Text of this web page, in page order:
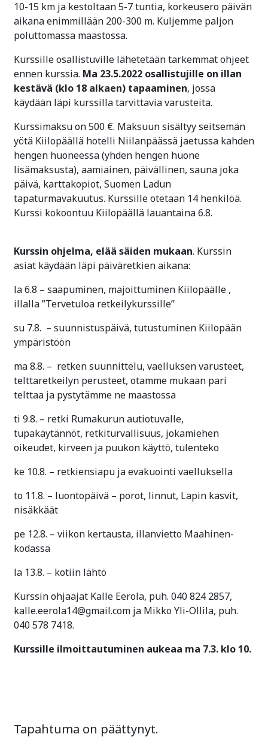
10-15 km ja kestoltaan 5-7 tuntia, korkeusero päivän
aikana enimmillään 200-300 m. Kuljemme paljon
poluttomassa maastossa.
Kurssille osallistuville lähetetään tarkemmat ohjeet
ennen kurssia. Ma 23.5.2022 osallistujille on illan
kestävä (klo 18 alkaen) tapaaminen, jossa
käydään läpi kurssilla tarvittavia varusteita.
Kurssimaksu on 500 €. Maksuun sisältyy seitsemän
yötä Kiilopäällä hotelli Niilanpäässä jaetussa kahden
hengen huoneessa (yhden hengen huone
lisämaksusta), aamiainen, päivällinen, sauna joka
päivä, karttakopiot, Suomen Ladun
tapaturmavakuutus. Kurssille otetaan 14 henkilöä.
Kurssi kokoontuu Kiilopäällä lauantaina 6.8.
Kurssin ohjelma, elää säiden mukaan. Kurssin
asiat käydään läpi päiväretkien aikana:
la 6.8 – saapuminen, majoittuminen Kiilopäälle ,
illalla ”Tervetuloa retkeilykurssille”
su 7.8. – suunnistuspäivä, tutustuminen Kiilopään
ympäristöön
ma 8.8. – retken suunnittelu, vaelluksen varusteet,
telttaretkeilyn perusteet, otamme mukaan pari
telttaa ja pystytämme ne maastossa
ti 9.8. – retki Rumakurun autiotuvalle,
tupakäytännöt, retkiturvallisuus, jokamiehen
oikeudet, kirveen ja puukon käyttö, tulenteko
ke 10.8. – retkiensiapu ja evakuointi vaelluksella
to 11.8. – luontopäivä – porot, linnut, Lapin kasvit,
nisäkkäät
pe 12.8. – viikon kertausta, illanvietto Maahinen-
kodassa
la 13.8. – kotiin lähtö
Kurssin ohjaajat Kalle Eerola, puh. 040 824 2857,
kalle.eerola14@gmail.com ja Mikko Yli-Ollila, puh.
040 578 7418.
Kurssille ilmoittautuminen aukeaa ma 7.3. klo 10.
Tapahtuma on päättynyt.